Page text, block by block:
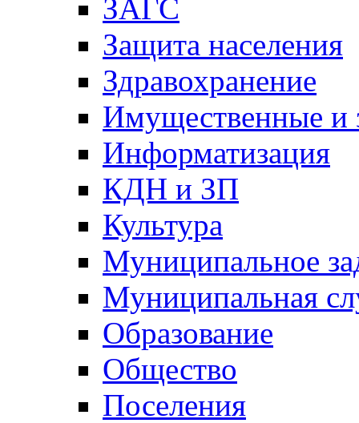
ЗАГС
Защита населения
Здравохранение
Имущественные и
Информатизация
КДН и ЗП
Культура
Муниципальное
Муниципальная
Образование
Общество
Поселения